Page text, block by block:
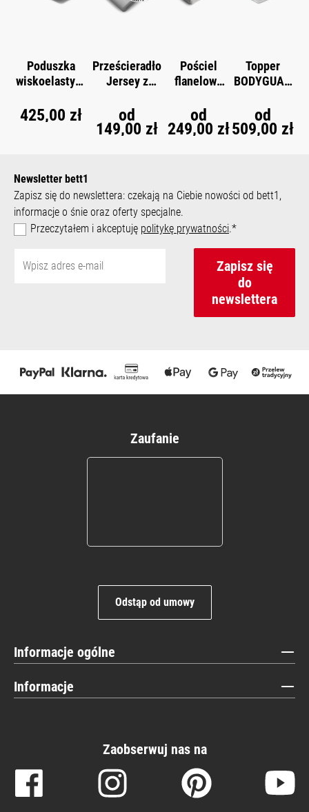
Poduszka
wiskoelastycz
BODYGUARD®
425,00 zł
Prześcieradło
Jersey z
BODYGUARD
od
149,00 zł
Pościel
flanelowa
D ®
od
249,00 zł
Topper
BODYGUAR
od
509,00 zł
Newsletter bett1
Zapisz się do newslettera: czekają na Ciebie nowości od bett1,
informacje o śnie oraz oferty specjalne.
Przeczytałem i akceptuję politykę prywatności.*
Zapisz się
do
newslettera
Zaufanie
Odstąp od umowy
Informacje ogólne
Informacje
Zaobserwuj nas na